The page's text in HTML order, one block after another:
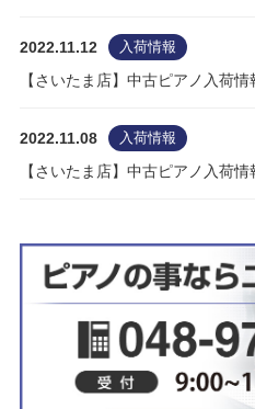
2022.11.12 入荷情報
【さいたま店】中古ピアノ入荷
2022.11.08 入荷情報
【さいたま店】中古ピアノ入荷